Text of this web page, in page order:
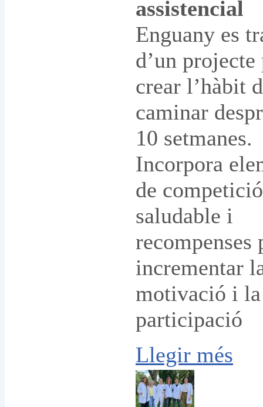
assistencial
Enguany es
d’un projecte
crear l’hàbit
caminar
10 setmanes.
Incorpora
de competició
saludable i
recompenses
incrementar
motivació i la
participació
Llegir més